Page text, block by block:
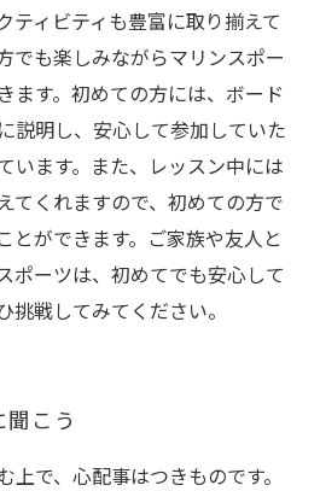
ティビティも豊富に取り揃えて
でも楽しみながらマリンスポー
ます。初めての方には、ボード
説明し、安心して参加していた
います。また、レッスン中には
てくれますので、初めての方で
とができます。ご家族や友人と
ポーツは、初めてでも安心して
戦してみてください。
こう
で、心配事はつきものです。